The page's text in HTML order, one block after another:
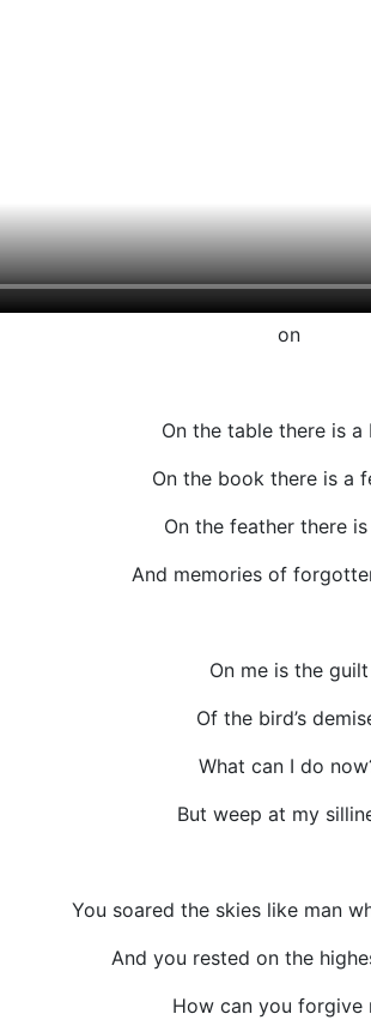
on
On the table there is a
On the book there is a
On the feather there
And memories of
On me is the guilt
Of the bird’s
What can I do
But weep at my
You soared the skies like man
And you rested on the
How can you forgive